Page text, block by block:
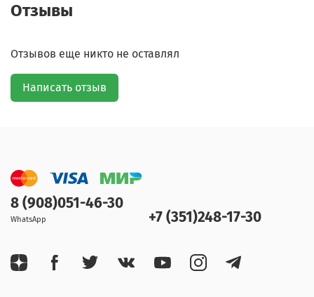
Отзывы
Отзывов еще никто не оставлял
Написать отзыв
8 (908)051-46-30
WhatsApp +7 (351)248-17-30